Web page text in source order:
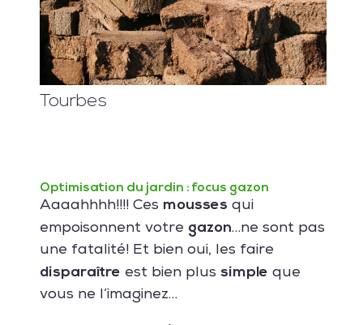
Tourbes
Optimisation du jardin : focus gazon
Aaaahhhh!!!! Ces mousses qui
empoisonnent votre gazon…ne sont pas
une fatalité! Et bien oui, les faire
disparaître est bien plus simple que
vous ne l’imaginez…